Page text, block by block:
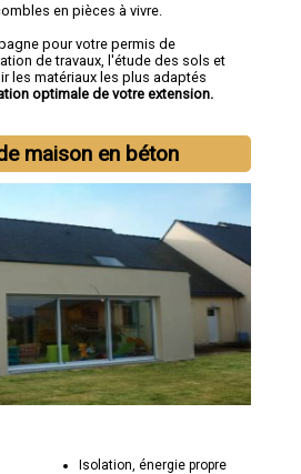
en pièces à vivre.
pour votre permis de
de travaux, l'étude des sols et
les matériaux les plus adaptés
optimale de votre extension.
maison en béton
Isolation, énergie propre